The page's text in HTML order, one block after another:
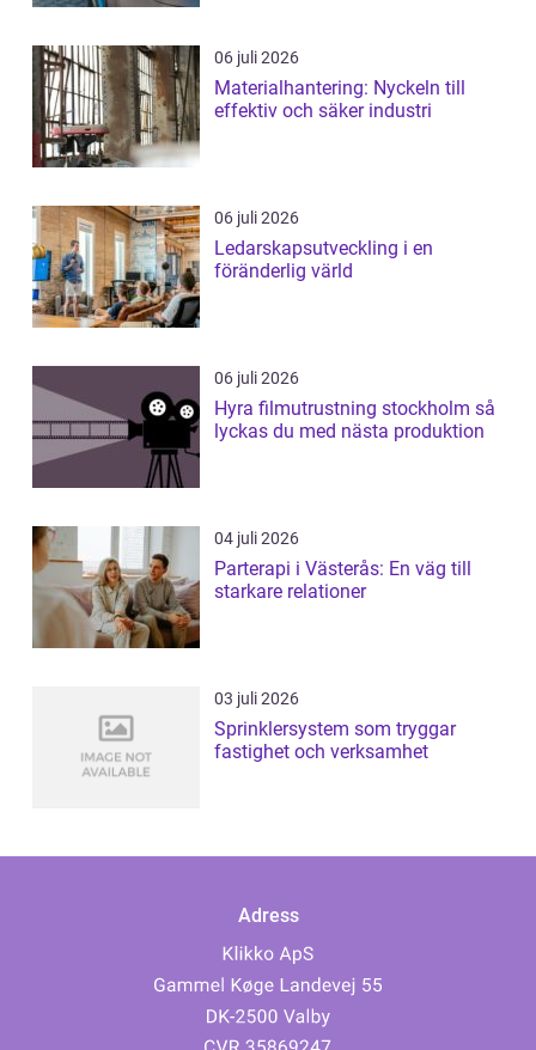
06 juli 2026
Materialhantering: Nyckeln till
effektiv och säker industri
06 juli 2026
Ledarskapsutveckling i en
föränderlig värld
06 juli 2026
Hyra filmutrustning stockholm så
lyckas du med nästa produktion
04 juli 2026
Parterapi i Västerås: En väg till
starkare relationer
03 juli 2026
Sprinklersystem som tryggar
fastighet och verksamhet
Adress